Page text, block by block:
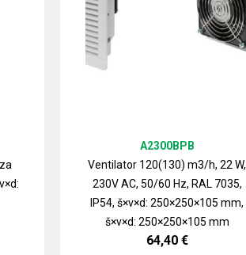
Ventilator 120(130) m3/h, 22 W,
230V AC, 50/60 Hz, RAL 7035,
IP54, š×v×d: 250×250×105 mm,
š×v×d: 250×250×105 mm
A2300BPB
64,40 €